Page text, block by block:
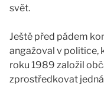
svět.
Ještě před pádem
angažoval v politice,
roku 1989 založil
zprostředkovat